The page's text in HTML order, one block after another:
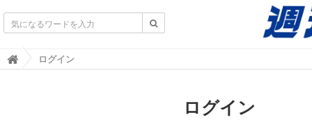
不動産業界専門紙｜週刊住宅タイムズ｜不動産情報
ログイン
ログイン